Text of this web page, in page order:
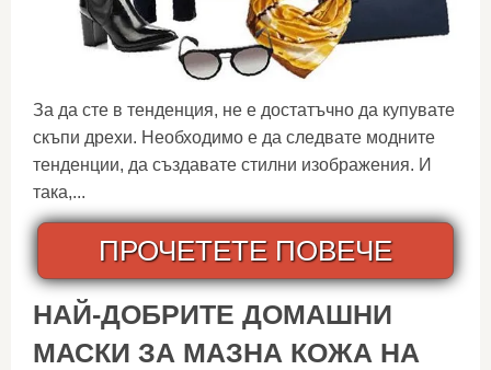
За да сте в тенденция, не е достатъчно да купувате
скъпи дрехи. Необходимо е да следвате модните
тенденции, да създавате стилни изображения. И
така,...
ПРОЧЕТЕТЕ ПОВЕЧЕ
НАЙ-ДОБРИТЕ ДОМАШНИ
МАСКИ ЗА МАЗНА КОЖА НА